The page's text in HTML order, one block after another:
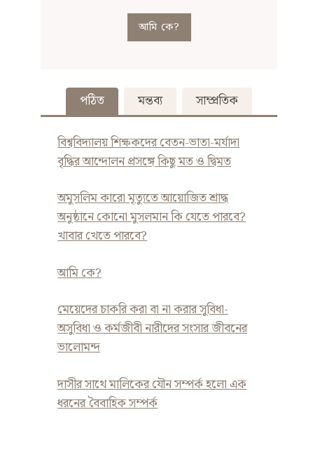
এবসলিউট ট্রুথ আসতে পারে কেবলমাত্র
কোনো এবসলিউট এন্টিটি হতে
আমি কে?
পঠিত মন্তব্য সাম্প্রতিক
বিশ্ববিদ্যালয় শিক্ষকদের বেতন-ভাতা-মর্যাদা
বৃদ্ধির আন্দোলন প্রসঙ্গে কিছু মত ও দ্বিমত
অমুসলিম কারো মৃত্যুতে আয়োজিত শ্রাদ্ধ
অনুষ্ঠানে কোনো মুসলমান কি যেতে পারবে?
খাবার খেতে পারবে?
আমি কে?
মেয়েদের চাকরি করা বা না করার সুবিধা-
অসুবিধা ও কর্মজীবী নারীদের সংসার জীবনের
ভালোমন্দ
দাসীর সাথে মালিকের যৌন সম্পর্ক হলো এক
ধরনের বৈবাহিক সম্পর্ক